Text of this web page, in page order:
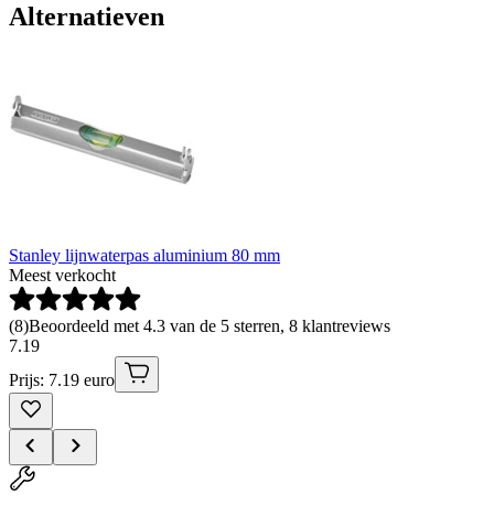
Alternatieven
Stanley lijnwaterpas aluminium 80 mm
Meest verkocht
(8)Beoordeeld met 4.3 van de 5 sterren, 8 klantreviews
7.19
Prijs: 7.19 euro